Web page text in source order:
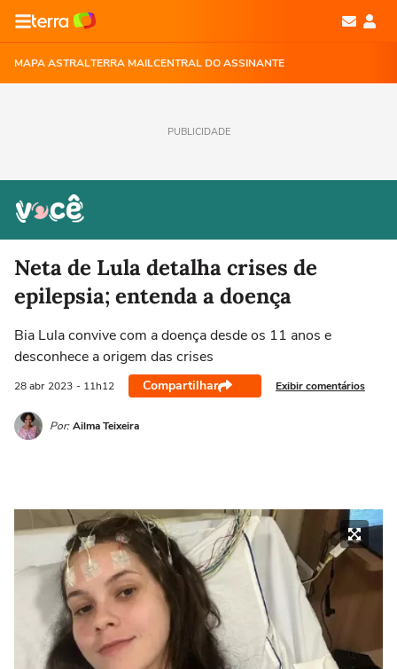
MAPA ASTRALTERRA MAILCENTRAL DO ASSINANTE
PUBLICIDADE
Neta de Lula detalha crises de
epilepsia; entenda a doença
Bia Lula convive com a doença desde os 11 anos e
desconhece a origem das crises
28 abr 2023 - 11h12 Compartilhar Exibir comentários
Por: Ailma Teixeira